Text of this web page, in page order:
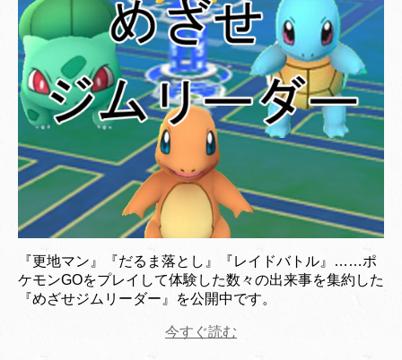
『更地マン』『だるま落とし』『レイドバトル』……ポ
ケモンGOをプレイして体験した数々の出来事を集約した
『めざせジムリーダー』を公開中です。
今すぐ読む